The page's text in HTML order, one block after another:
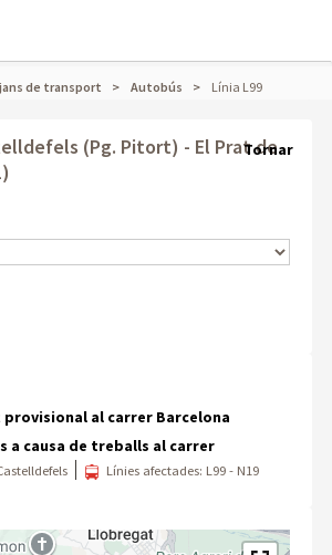
de transport Autobús Línia L99
(Pg. Pitort) - El Prat de
Tornar
provisional al carrer Barcelona
a causa de treballs al carrer
Línies afectades: L99 - N19